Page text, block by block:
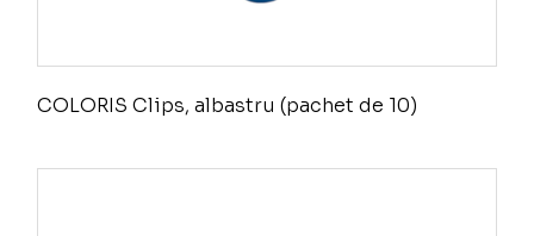
COLORIS Clips, albastru (pachet de 10)